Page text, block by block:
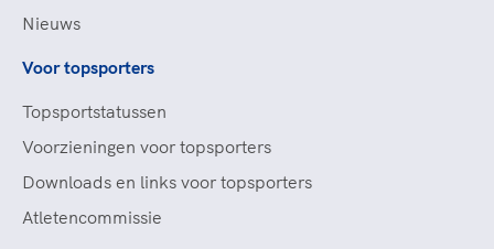
Nieuws
Voor topsporters
Topsportstatussen
Voorzieningen voor topsporters
Downloads en links voor topsporters
Atletencommissie